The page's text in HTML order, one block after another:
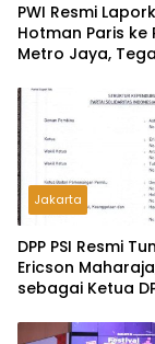
PWI Resmi
Hotman Paris ke
Metro Jaya,
Martabat
Jakarta
DPP PSI Resmi
Ericson
sebagai Ketua